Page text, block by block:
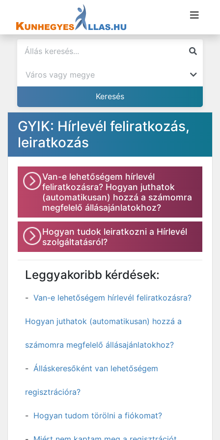
GYIK: Hírlevél feliratkozás,
leiratkozás
Van-e lehetőségem hírlevél
feliratkozásra? Hogyan juthatok
(automatikusan) hozzá a számomra
megfelelő állásajánlatokhoz?
Hogyan tudok leiratkozni a Hírlevél
szolgáltatásról?
Leggyakoribb kérdések:
Van-e lehetőségem hírlevél feliratkozásra?
Hogyan juthatok (automatikusan) hozzá a
számomra megfelelő állásajánlatokhoz?
Álláskeresőként van lehetőségem
regisztrációra?
Hogyan tudom törölni a fiókomat?